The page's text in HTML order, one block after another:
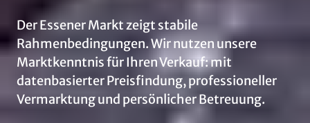
Der Essener Markt zeigt stabile
Rahmenbedingungen. Wir nutzen unsere
Marktkenntnis für Ihren Verkauf: mit
datenbasierter Preisfindung, professioneller
Vermarktung und persönlicher Betreuung.